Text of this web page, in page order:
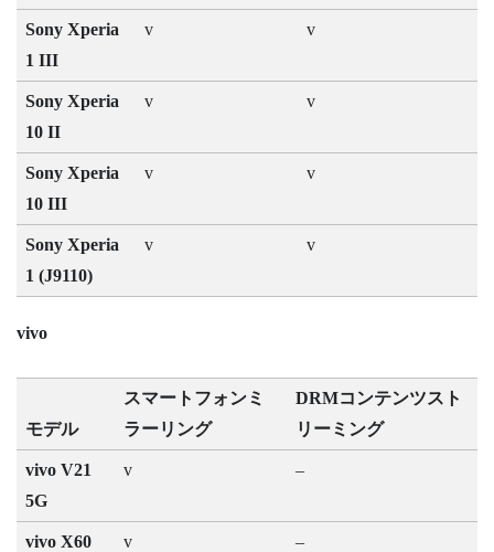
Sony Xperia
1 III
v v
Sony Xperia
10 II
v v
Sony Xperia
10 III
v v
Sony Xperia
1 (J9110)
v v
vivo
モデル
スマートフォンミ
ラーリング
DRMコンテンツスト
リーミング
vivo V21
5G
v –
vivo X60 v –